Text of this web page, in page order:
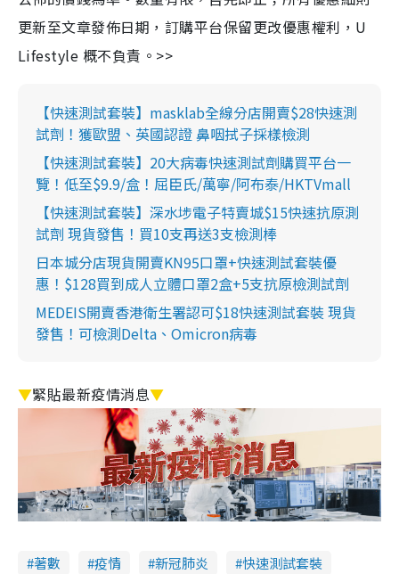
更新至文章發佈日期，訂購平台保留更改優惠權利，U
Lifestyle 概不負責。>>
【快速測試套裝】masklab全線分店開賣$28快速測
試劑！獲歐盟、英國認證 鼻咽拭子採樣檢測
【快速測試套裝】20大病毒快速測試劑購買平台一
覽！低至$9.9/盒！屈臣氏/萬寧/阿布泰/HKTVmall
【快速測試套裝】深水埗電子特賣城$15快速抗原測
試劑 現貨發售！買10支再送3支檢測棒
日本城分店現貨開賣KN95口罩+快速測試套裝優
惠！$128買到成人立體口罩2盒+5支抗原檢測試劑
MEDEIS開賣香港衛生署認可$18快速測試套裝 現貨
發售！可檢測Delta、Omicron病毒
▼緊貼最新疫情消息▼
著數 疫情 新冠肺炎
快速測試套裝